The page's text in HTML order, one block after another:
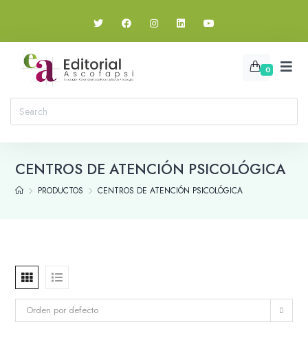
0
CENTROS DE ATENCIÓN PSICOLÓGICA
PRODUCTOS CENTROS DE ATENCIÓN PSICOLÓGICA
Orden por defecto